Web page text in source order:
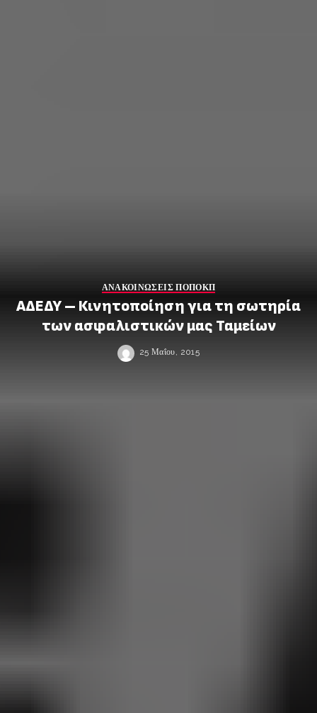
ΑΝΑΚΟΙΝΩΣΕΙΣ ΠΟΠΟΚΠ
ΑΔΕΔΥ – Κινητοποίηση για τη σωτηρία
των ασφαλιστικών μας Ταμείων
25 Μαΐου, 2015